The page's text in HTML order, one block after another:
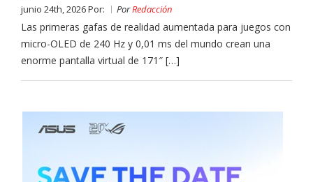
junio 24th, 2026 Por: PorRedacción
Las primeras gafas de realidad aumentada para juegos con
micro-OLED de 240 Hz y 0,01 ms del mundo crean una
enorme pantalla virtual de 171″ […]